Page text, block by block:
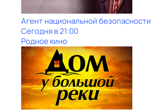
Агент национальной безопасности
Сегодня в 21:00
Родное кино